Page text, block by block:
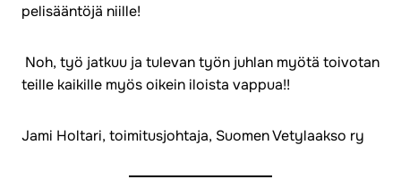
pelisääntöjä niille!
Noh, työ jatkuu ja tulevan työn juhlan myötä toivotan
teille kaikille myös oikein iloista vappua!!
Jami Holtari, toimitusjohtaja, Suomen Vetylaakso ry